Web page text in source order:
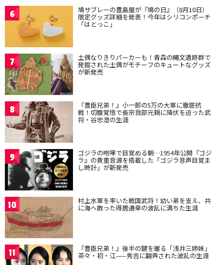
6 鳩サブレーの豊島屋が『鳩の日』（8月10日）
限定グッズ詳細を発表！今年はシリコンポーチ
「はとっこ」
7 土偶なりきりパーカーも！青森の縄文遺跡群で
発掘された土偶がモチーフのキュートなグッズ
が新発売
8 『豊臣兄弟！』小一郎の5万の大軍に徹底抗
戦！切腹覚悟で長宗我部元親に降伏を迫った武
将・谷忠澄の生涯
9 ゴジラの咆哮で目覚める朝…1954年公開『ゴジ
ラ』の貴重音源を搭載した「ゴジラ音声目覚ま
し時計」が新発売
10 村上水軍を率いた戦国武将！幼い弟を支え、共
に海へ散った得居通幸の波乱に満ちた生涯
11 『豊臣兄弟！』後半の鍵を握る「浅井三姉妹」
茶々・初・江——秀吉に翻弄された波乱の生涯